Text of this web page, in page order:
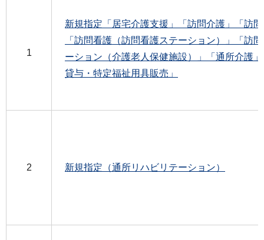
1
新規指定「居宅介護支援」「訪問介護」「訪
「訪問看護（訪問看護ステーション）」「訪
ーション（介護老人保健施設）」「通所介護
貸与・特定福祉用具販売」
2 新規指定（通所リハビリテーション）